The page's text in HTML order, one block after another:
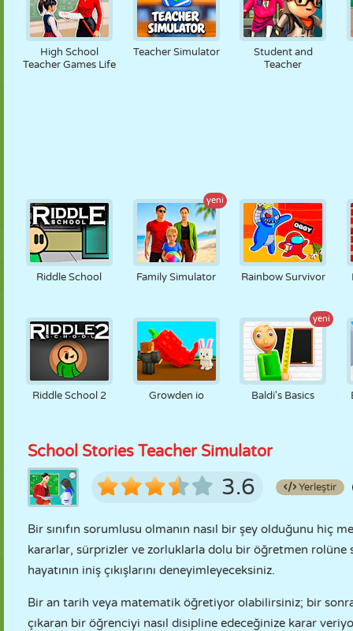
High School
Teacher Games Life
Teacher Simulator
Student and
Teacher
Riddle School
yeni
Family Simulator Rainbow Survivor
Riddle School 2 Growden io
yeni
Baldi's Basics
School Stories Teacher Simulator
3.6 Yerleştir
Bir sınıfın sorumlusu olmanın nasıl bir şey olduğunu hiç
kararlar, sürprizler ve zorluklarla dolu bir öğretmen
hayatının iniş çıkışlarını deneyimleyeceksiniz.
Bir an tarih veya matematik öğretiyor olabilirsiniz; bir
çıkaran bir öğrenciyi nasıl disipline edeceğinize karar